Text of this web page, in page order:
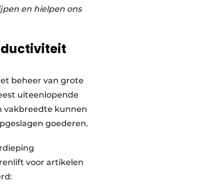
en hielpen ons
beheer van grote
uiteenlopende
vakbreedte kunnen
goederen.
voor artikelen